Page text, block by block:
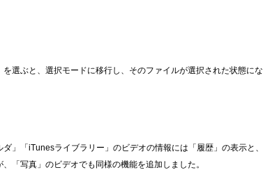
選ぶと、選択モードに移行し、そのファイルが選択された状態にな
」「iTunesライブラリー」のビデオの情報には「履歴」の表示と、
「写真」のビデオでも同様の機能を追加しました。